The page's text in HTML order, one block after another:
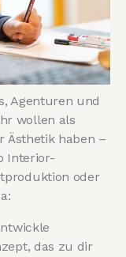
Agenturen und
wollen als
Ästhetik haben –
Interior-
oder
das zu dir